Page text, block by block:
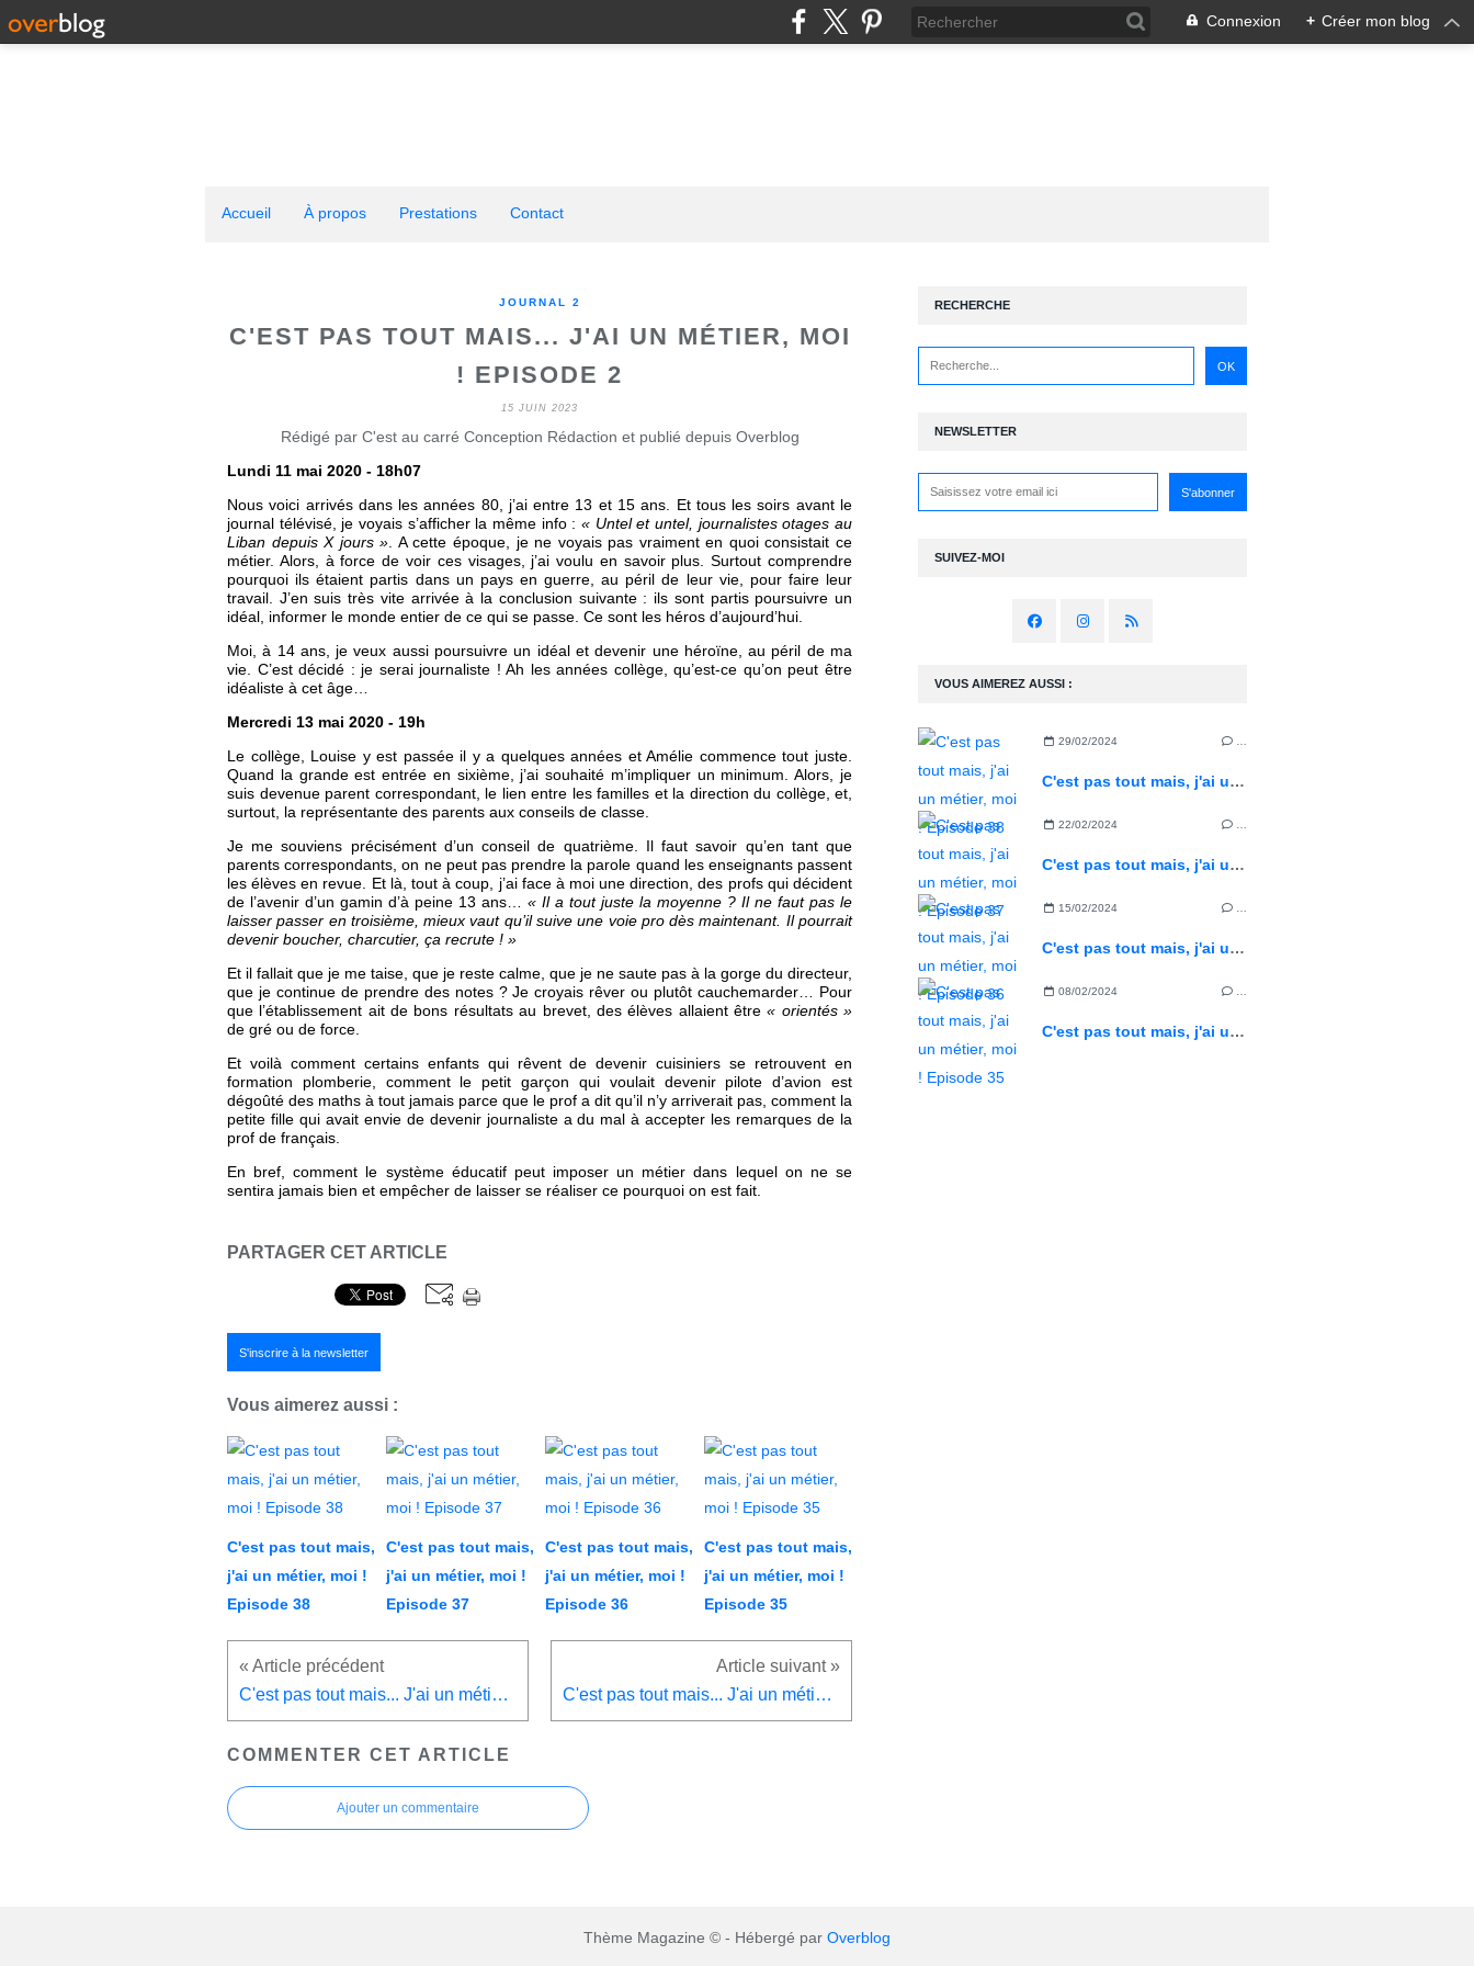
Connexion + Créer mon blog
Accueil À propos Prestations Contact
JOURNAL 2
C'EST PAS TOUT MAIS... J'AI UN MÉTIER, MOI
! EPISODE 2
15 JUIN 2023
Rédigé par C'est au carré Conception Rédaction et publié depuis Overblog
Lundi 11 mai 2020 - 18h07
Nous voici arrivés dans les années 80, j’ai entre 13 et 15 ans. Et tous les soirs avant le
journal télévisé, je voyais s’afficher la même info : « Untel et untel, journalistes otages au
Liban depuis X jours » . A cette époque, je ne voyais pas vraiment en quoi consistait ce
métier. Alors, à force de voir ces visages, j’ai voulu en savoir plus. Surtout comprendre
pourquoi ils étaient partis dans un pays en guerre, au péril de leur vie, pour faire leur
travail. J’en suis très vite arrivée à la conclusion suivante : ils sont partis poursuivre un
idéal, informer le monde entier de ce qui se passe. Ce sont les héros d’aujourd’hui.
Moi, à 14 ans, je veux aussi poursuivre un idéal et devenir une héroïne, au péril de ma
vie. C’est décidé : je serai journaliste ! Ah les années collège, qu’est-ce qu’on peut être
idéaliste à cet âge…
Mercredi 13 mai 2020 - 19h
Le collège, Louise y est passée il y a quelques années et Amélie commence tout juste.
Quand la grande est entrée en sixième, j’ai souhaité m’impliquer un minimum. Alors, je
suis devenue parent correspondant, le lien entre les familles et la direction du collège, et,
surtout, la représentante des parents aux conseils de classe.
Je me souviens précisément d’un conseil de quatrième. Il faut savoir qu’en tant que
parents correspondants, on ne peut pas prendre la parole quand les enseignants passent
les élèves en revue. Et là, tout à coup, j’ai face à moi une direction, des profs qui décident
de l’avenir d’un gamin d’à peine 13 ans… « Il a tout juste la moyenne ? Il ne faut pas le
laisser passer en troisième, mieux vaut qu’il suive une voie pro dès maintenant. Il pourrait
devenir boucher, charcutier, ça recrute ! »
Et il fallait que je me taise, que je reste calme, que je ne saute pas à la gorge du directeur,
que je continue de prendre des notes ? Je croyais rêver ou plutôt cauchemarder… Pour
que l’établissement ait de bons résultats au brevet, des élèves allaient être« orientés »
de gré ou de force.
Et voilà comment certains enfants qui rêvent de devenir cuisiniers se retrouvent en
formation plomberie, comment le petit garçon qui voulait devenir pilote d’avion est
dégoûté des maths à tout jamais parce que le prof a dit qu’il n’y arriverait pas, comment la
petite fille qui avait envie de devenir journaliste a du mal à accepter les remarques de la
prof de français.
En bref, comment le système éducatif peut imposer un métier dans lequel on ne se
sentira jamais bien et empêcher de laisser se réaliser ce pourquoi on est fait.
PARTAGER CET ARTICLE
S'inscrire à la newsletter
Vous aimerez aussi :
C'est pas tout mais,
j'ai un métier, moi !
Episode 38
C'est pas tout mais,
j'ai un métier, moi !
Episode 37
C'est pas tout mais,
j'ai un métier, moi !
Episode 36
C'est pas tout mais,
j'ai un métier, moi !
Episode 35
C'est pas tout mais... J'ai un métier, moi ! Episode 1 C'est pas tout mais... J'ai un métier, moi ! Episode 3
COMMENTER CET ARTICLE
Ajouter un commentaire
NEWSLETTER
SUIVEZ-MOI
RECHERCHE
VOUS AIMEREZ AUSSI :
29/02/2024
C'est pas tout mais, j'ai un métier, moi ! Episode 38
22/02/2024
C'est pas tout mais, j'ai un métier, moi ! Episode 37
15/02/2024
C'est pas tout mais, j'ai un métier, moi ! Episode 36
08/02/2024
C'est pas tout mais, j'ai un métier, moi ! Episode 35
Thème Magazine © - Hébergé par Overblog